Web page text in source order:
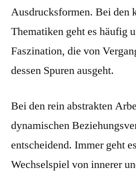
Ausdrucksformen. Bei den
Thematiken geht es häufig
Faszination, die von
dessen Spuren ausgeht.
Bei den rein abstrakten
dynamischen
entscheidend. Immer geht
Wechselspiel von innerer